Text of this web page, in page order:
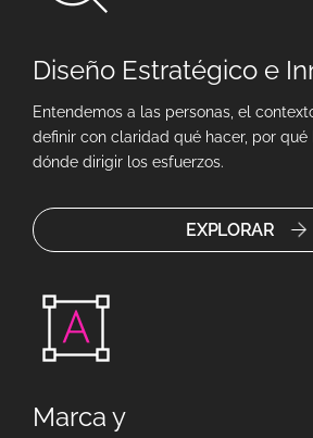
Diseño Estratégico e
Entendemos a las personas, el
definir con claridad qué hacer, por qué
dónde dirigir los esfuerzos.
EXPLORAR
Marca y